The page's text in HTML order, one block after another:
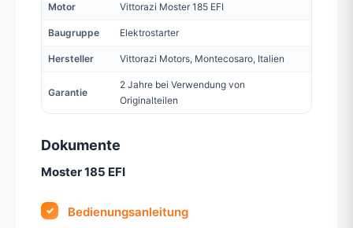
Motor Vittorazi Moster 185 EFI
Baugruppe Elektrostarter
Hersteller Vittorazi Motors, Montecosaro, Italien
Garantie
2 Jahre bei Verwendung von
Originalteilen
Dokumente
Moster 185 EFI
Bedienungsanleitung